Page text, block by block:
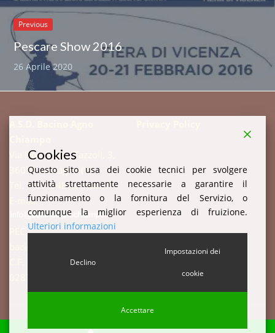
Previous
Pescare Show 2016
26 Aprile 2020
Via Don Enrico Tazzoli, 3,
36078 Valdagno (VI)
Tel. (+39) 348 003 3857
E-mail:
C.F. 94003520247 P.IVA:
Cookies
Questo sito usa dei cookie tecnici per svolgere
attività strettamente necessarie a garantire il
funzionamento o la fornitura del Servizio, o
comunque la miglior esperienza di fruizione.
Ulteriori informazioni
Declino
Impostazioni dei
cookie
Accettare